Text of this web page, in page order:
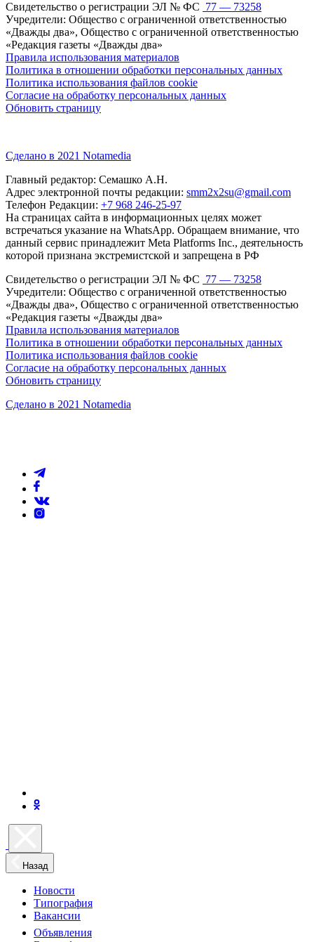
Свидетельство о регистрации ЭЛ № ФС 77 — 73258
Учредители: Общество с ограниченной ответственностью
«Дважды два», Общество с ограниченной ответственностью
«Редакция газеты «Дважды два»
Правила использования материалов
Политика в отношении обработки персональных данных
Политика использования файлов cookie
Согласие на обработку персональных данных
Обновить страницу
Сделано в 2021 Notamedia
Главный редактор: Семашко А.Н.
Адрес электронной почты редакции: smm2x2su@gmail.com
Телефон Редакции: +7 968 246-25-97
На страницах сайта в информационных целях может
встречаться указание на WhatsApp. Обращаем внимание, что
данный сервис принадлежит Meta Platforms Inc., деятельность
которой признана экстремистской и запрещена в РФ
Свидетельство о регистрации ЭЛ № ФС 77 — 73258
Учредители: Общество с ограниченной ответственностью
«Дважды два», Общество с ограниченной ответственностью
«Редакция газеты «Дважды два»
Правила использования материалов
Политика в отношении обработки персональных данных
Политика использования файлов cookie
Согласие на обработку персональных данных
Обновить страницу
Сделано в 2021 Notamedia
Назад
Новости
Типография
Вакансии
Объявления